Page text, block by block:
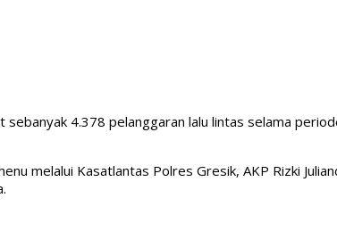
4.378 pelanggaran lalu lintas selama
melalui Kasatlantas Polres Gresik, AKP Rizki